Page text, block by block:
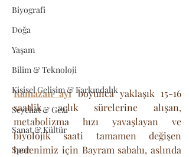
Biyografi
Doğa
Yaşam
Bilim & Teknoloji
Kişisel Gelişim & Farkındalık
Seyehat & Gezi
Sanat & Kültür
Spor
Ramazan ayı boyunca yaklaşık 15-16
saatlik açlık sürelerine alışan,
metabolizma hızı yavaşlayan ve
biyolojik saati tamamen değişen
bedenimiz için Bayram sabahı, aslında